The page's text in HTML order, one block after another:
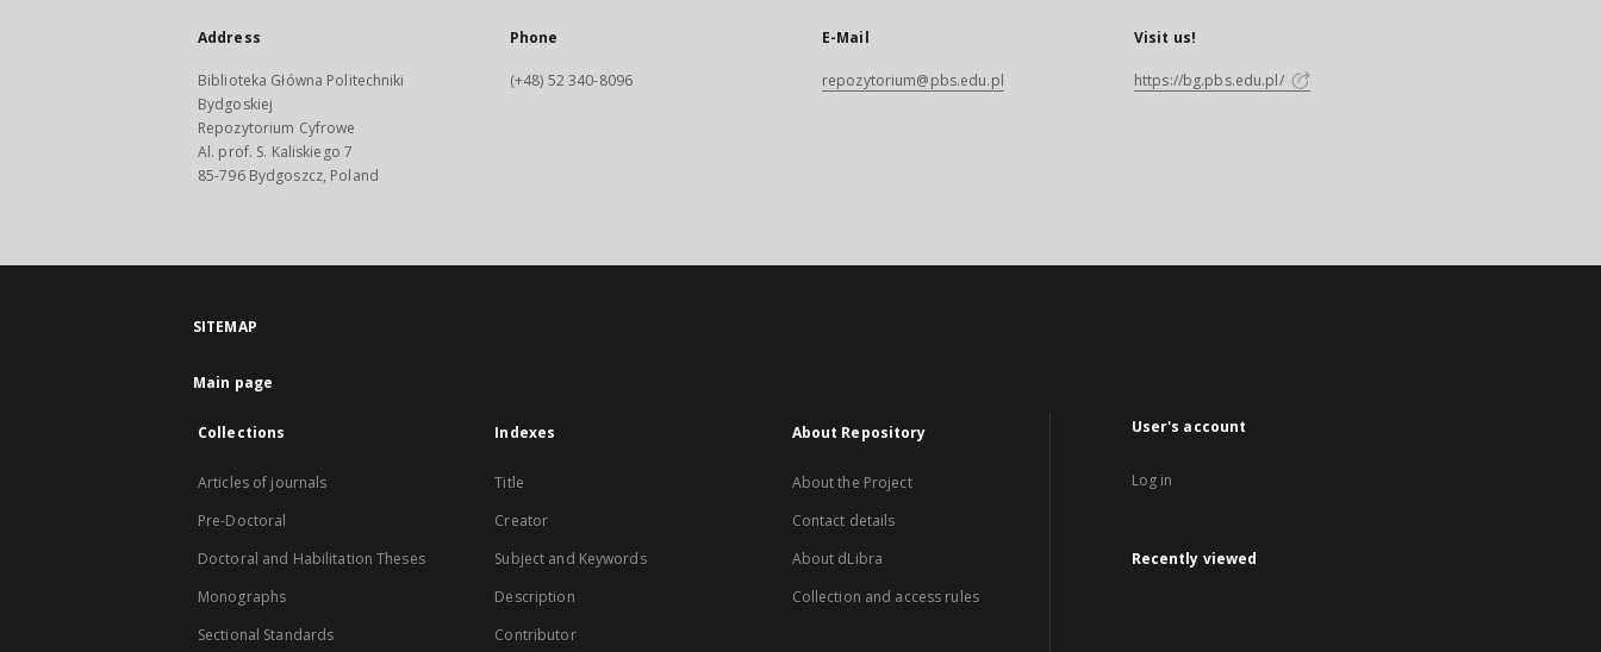
Address
Biblioteka Główna Politechniki
Bydgoskiej
Repozytorium Cyfrowe
Al. prof. S. Kaliskiego 7
85-796 Bydgoszcz, Poland
Phone
(+48) 52 340-8096
E-Mail
repozytorium@pbs.edu.pl
Visit us!
https://bg.pbs.edu.pl/
SITEMAP
Main page
Collections
Articles of journals
Pre-Doctoral
Doctoral and Habilitation Theses
Monographs
Sectional Standards
Indexes
Title
Creator
Subject and Keywords
Description
Contributor
About Repository
About the Project
Contact details
About dLibra
Collection and access rules
User's account
Log in
Recently viewed